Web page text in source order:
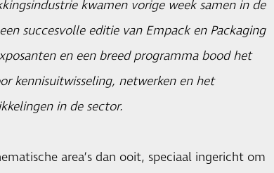
kwamen vorige week samen in de
succesvolle editie van Empack en Packaging
en een breed programma bood het
kennisuitwisseling, netwerken en het
in de sector.
area’s dan ooit, speciaal ingericht om